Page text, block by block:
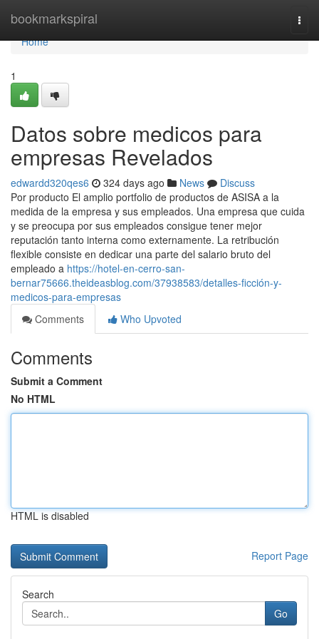
bookmarkspiral
Home
Home
1
Datos sobre medicos para
empresas Revelados
edwardd320qes6 324 days ago News
Discuss
Por producto El amplio portfolio de productos de ASISA a la
medida de la empresa y sus empleados. Una empresa que cuida
y se preocupa por sus empleados consigue tener mejor
reputación tanto interna como externamente. La retribución
flexible consiste en dedicar una parte del salario bruto del
empleado a https://hotel-en-cerro-san-
bernar75666.theideasblog.com/37938583/detalles-ficción-y-
medicos-para-empresas
Comments
Who Upvoted
Comments
Submit a Comment
No HTML
HTML is disabled
Report Page
Search
Go